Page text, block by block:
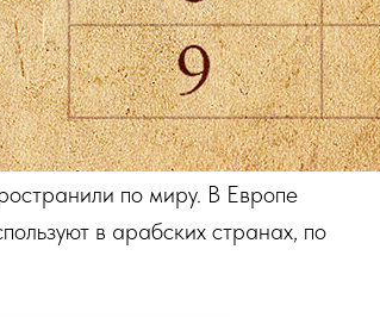
по миру. В Европе
в арабских странах, по